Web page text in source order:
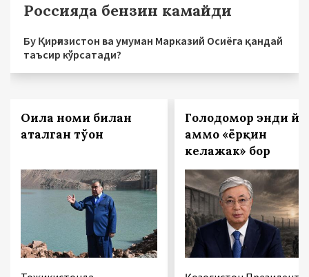
Россияда бензин камайди
Бу Қирғизистон ва умуман Марказий Осиёга қандай
таъсир кўрсатади?
Оила номи билан
аталган тўғон
Голодомор энди
аммо «ёрқин
келажак» бор